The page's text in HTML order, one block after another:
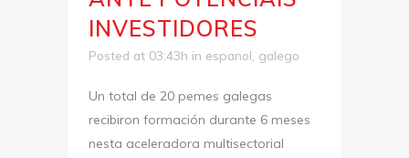
INVESTIDORES
Posted at 03:43h in espanol, galego
Un total de 20 pemes galegas
recibiron formación durante 6 meses
nesta aceleradora multisectorial